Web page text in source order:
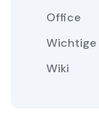
Office
Wichtige
Wiki